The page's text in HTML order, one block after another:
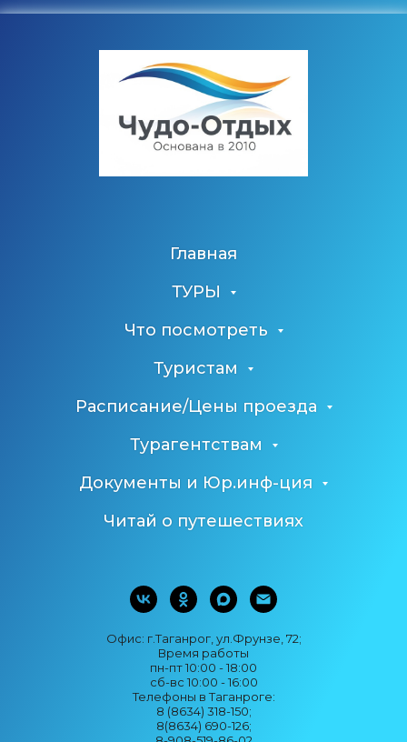
Главная
ТУРЫ
Что посмотреть
Туристам
Расписание/Цены проезда
Турагентствам
Документы и Юр.инф-ция
Читай о путешествиях
Офис: г.Таганрог, ул.Фрунзе, 72;
Время работы
пн-пт 10:00 - 18:00
сб-вс 10:00 - 16:00
Телефоны в Таганроге:
8 (8634) 318-150;
8(8634) 690-126;